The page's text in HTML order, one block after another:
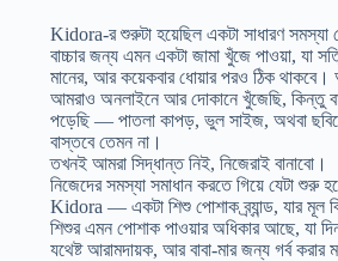
Kidora-র শুরুটা হয়েছিল একটা সাধারণ
বাচ্চার জন্য এমন একটা জামা খুঁজে পাওয়া, যা
মানের, আর কয়েকবার ধোয়ার পরও ঠিক থাকবে।
আমরাও অনলাইনে আর দোকানে খুঁজেছি, কিন্তু
পড়েছি — পাতলা কাপড়, ভুল সাইজ, অথবা
বাস্তবে তেমন না।
তখনই আমরা সিদ্ধান্ত নিই, নিজেরাই বানাবো।
নিজেদের সমস্যা সমাধান করতে গিয়ে যেটা শুরু
Kidora — একটা শিশু পোশাক ব্র্যান্ড, যার মূল
শিশুর এমন পোশাক পাওয়ার অধিকার আছে, যা
যথেষ্ট আরামদায়ক, আর বাবা-মার জন্য গর্ব করার